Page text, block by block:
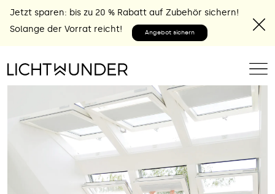
Jetzt sparen: bis zu 20 % Rabatt auf Zubehör sichern!
Solange der Vorrat reicht!
Angebot sichern